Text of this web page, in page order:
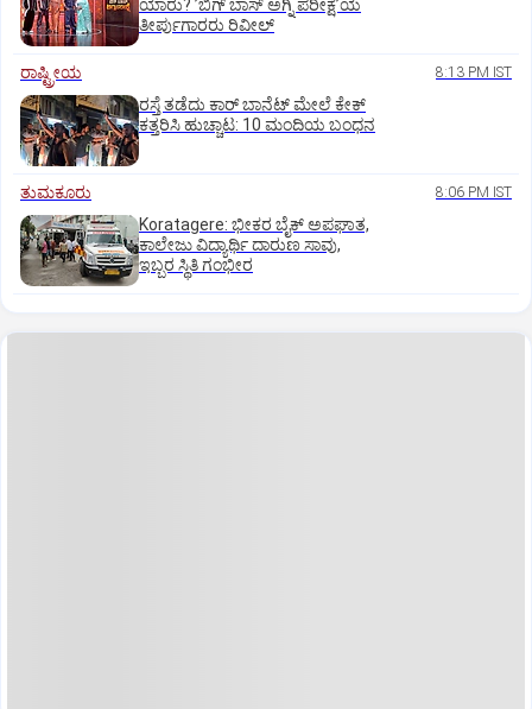
ಯಾರು? ʼಬಿಗ್‌ ಬಾಸ್‌ ಅಗ್ನಿ ಪರೀಕ್ಷೆʼಯ
ತೀರ್ಪುಗಾರರು ರಿವೀಲ್
ರಾಷ್ಟ್ರೀಯ 8:13 PM IST
ರಸ್ತೆ ತಡೆದು ಕಾರ್ ಬಾನೆಟ್ ಮೇಲೆ ಕೇಕ್
ಕತ್ತರಿಸಿ ಹುಚ್ಚಾಟ: 10 ಮಂದಿಯ ಬಂಧನ
ತುಮಕೂರು 8:06 PM IST
Koratagere: ಭೀಕರ ಬೈಕ್ ಅಪಘಾತ,
ಕಾಲೇಜು ವಿದ್ಯಾರ್ಥಿ ದಾರುಣ ಸಾವು,
ಇಬ್ಬರ ಸ್ಥಿತಿ ಗಂಭೀರ